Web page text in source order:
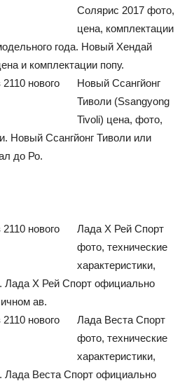
Солярис 2017 фото,
цена, комплектации
года. Новый Хендай
и комплектации попу.
Новый Ссангйонг
Тиволи (Ssangyong
Tivoli) цена, фото,
Новый Ссангйонг Тиволи или
до Ро.
Лада Х Рей Спорт
фото, технические
характеристики,
Лада Х Рей Спорт официально
ав.
Лада Веста Спорт
фото, технические
характеристики,
Лада Веста Спорт официально